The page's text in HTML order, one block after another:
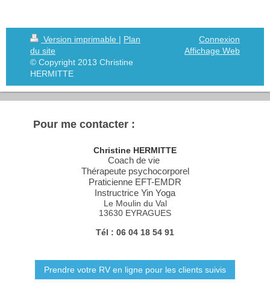
Version imprimable | Plan
du site
© Copyright 2013 Christine
HERMITTE
Connexion
Affichage Web
Pour me contacter :
Christine HERMITTE
Coach de vie
Thérapeute psychocorporel
Praticienne EFT-EMDR
Instructrice Yin Yoga
Le Moulin du Val
13630 EYRAGUES
Tél : 06 04 18 54 91
Prendre votre RV en ligne pour les clients suivis